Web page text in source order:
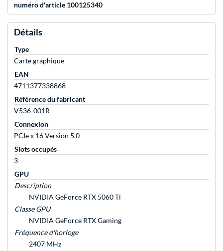
numéro d'article 100125340
Détails
Type
Carte graphique
EAN
4711377338868
Référence du fabricant
V536-001R
Connexion
PCIe x 16 Version 5.0
Slots occupés
3
GPU
Description
NVIDIA GeForce RTX 5060 Ti
Classe GPU
NVIDIA GeForce RTX Gaming
Fréquence d'horloge
2407 MHz